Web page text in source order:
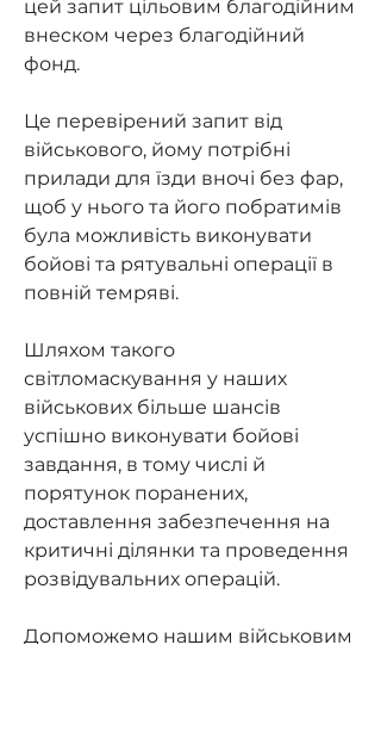
цей запит цільовим благодійним
внеском через благодійний
фонд.
Це перевірений запит від
військового, йому потрібні
прилади для їзди вночі без фар,
щоб у нього та його побратимів
була можливість виконувати
бойові та рятувальні операції в
повній темряві.
Шляхом такого
світломаскування у наших
військових більше шансів
успішно виконувати бойові
завдання, в тому числі й
порятунок поранених,
доставлення забезпечення на
критичні ділянки та проведення
розвідувальних операцій.
Допоможемо нашим військовим